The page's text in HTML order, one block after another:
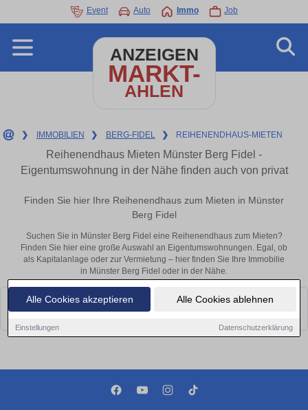
Alle Cookies akzeptieren Alle Cookies ablehnen
Einstellungen Datenschutzerklärung
Event Auto Immo Job
ANZEIGEN
MARKT-
AHLEN
❯ IMMOBILIEN ❯ BERG-FIDEL ❯ REIHENENDHAUS-MIETEN
Reihenendhaus Mieten Münster Berg Fidel -
Eigentumswohnung in der Nähe finden auch von privat
Finden Sie hier Ihre Reihenendhaus zum Mieten in Münster
Berg Fidel
Suchen Sie in Münster Berg Fidel eine Reihenendhaus zum Mieten?
Finden Sie hier eine große Auswahl an Eigentumswohnungen. Egal, ob
als Kapitalanlage oder zur Vermietung – hier finden Sie Ihre Immobilie
in Münster Berg Fidel oder in der Nähe.
Leider konnten wir derzeit keine passenden Objekte finden. Schauen Sie
bald wieder vorbei!